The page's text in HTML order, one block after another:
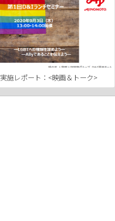
実施レポート：<映画＆トーク>